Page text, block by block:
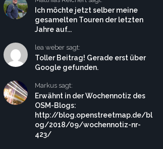
Ich möchte jetzt selber meine
gesamelten Touren der letzten
Jahre auf...
lea weber sagt:
Toller Beitrag! Gerade erst über
Google gefunden.
Markus sagt:
Erwähnt in der Wochennotiz des
OSM-Blogs:
http://blog.openstreetmap.de/bl
og/2018/09/wochennotiz-nr-
423/